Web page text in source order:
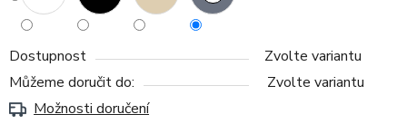
Dostupnost
Zvolte variantu
Můžeme doručit do:
Zvolte variantu
Možnosti doručení